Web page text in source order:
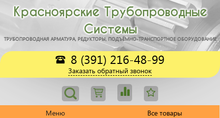
Красноярские Трубопроводные
Системы
ТРУБОПРОВОДНАЯ АРМАТУРА, РЕДУКТОРЫ, ПОДЪЁМНО-ТРАНСПОРТНОЕ ОБОРУДОВАНИЕ
8 (391) 216-48-99
Заказать обратный звонок
Меню
Все товары